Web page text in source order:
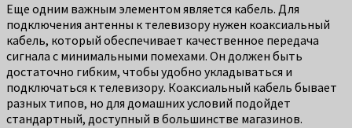
Еще одним важным элементом является кабель. Для
подключения антенны к телевизору нужен коаксиальный
кабель, который обеспечивает качественное передача
сигнала с минимальными помехами. Он должен быть
достаточно гибким, чтобы удобно укладываться и
подключаться к телевизору. Коаксиальный кабель бывает
разных типов, но для домашних условий подойдет
стандартный, доступный в большинстве магазинов.